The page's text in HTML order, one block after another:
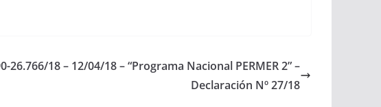
26.766/18 – 12/04/18 – “Programa Nacional PERMER 2” –
Declaración Nº 27/18